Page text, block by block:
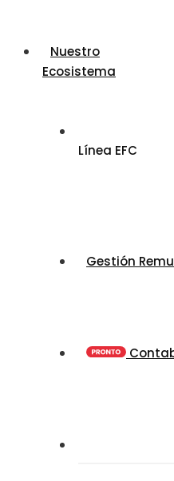
Nuestro
Ecosistema
Línea EFC
Gestión